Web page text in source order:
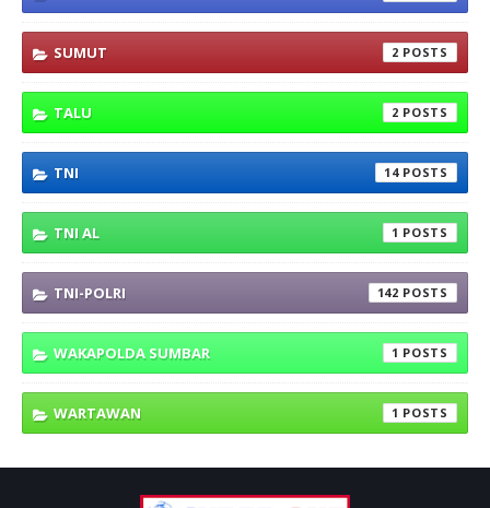
SUMUT 2
TALU 2
TNI 14
TNI AL 1
TNI-POLRI 142
WAKAPOLDA SUMBAR 1
WARTAWAN 1